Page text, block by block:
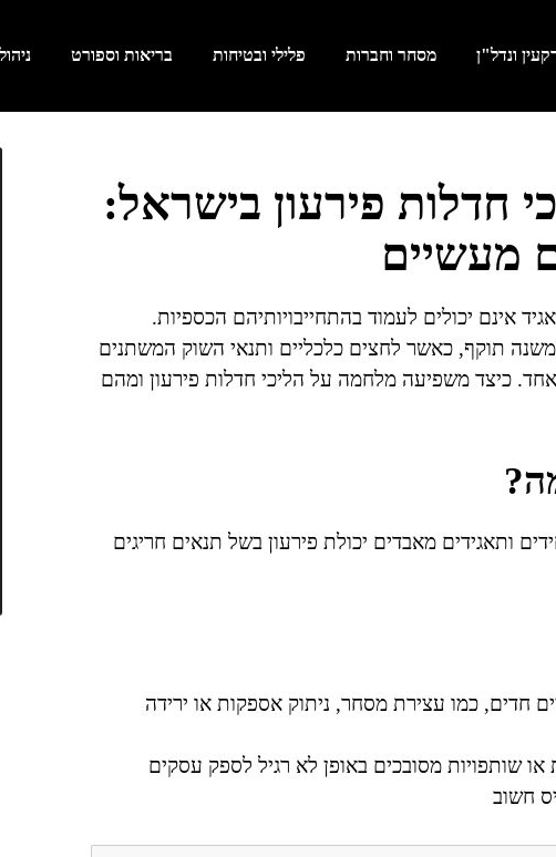
ונדל"ן מסחר וחברות פלילי ובטיחות בריאות וספורט
חדלות פירעון בישראל:
מעשיים
אינם יכולים לעמוד בהתחייבויותיהם הכספיות.
תוקף, כאשר לחצים כלכליים ותנאי השוק המשתנים
כיצד משפיעה מלחמה על הליכי חדלות פירעון ומהם
ותאגידים מאבדים יכולת פירעון בשל תנאים חריגים
חדים, כמו עצירת מסחר, ניתוק אספקות או ירידה
שותפויות מסובכים באופן לא רגיל לספק עסקים
חשוב